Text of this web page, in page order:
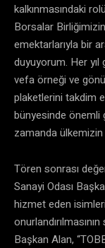
kalkınmasındaki
Borsalar
emektarlarıyla bir
duyuyorum. Her
vefa örneği ve
plaketlerini takdim
bünyesinde önemli
zamanda ülkemizin
Tören sonrası
Sanayi Odası
hizmet eden
Başkan Alan,